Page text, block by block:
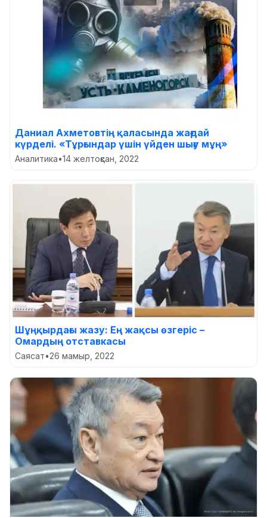
Даниал Ахметовтің қаласында жағдай
күрделі. «Тұрғындaр үшін үйден шығу мұң»
Аналитика•14 желтоқсан, 2022
Шұңқырдағы жазу: Ең жақсы өзгеріс –
Омардың отставкасы
Саясат•26 мамыр, 2022